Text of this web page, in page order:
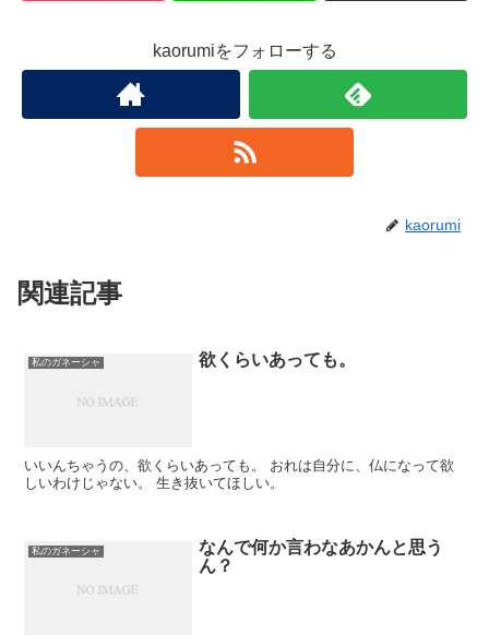
kaorumiをフォローする
kaorumi
関連記事
私のガネーシャ 欲くらいあっても。
いいんちゃうの、欲くらいあっても。 おれは自分に、仏になって欲
しいわけじゃない。 生き抜いてほしい。
私のガネーシャ
なんで何か言わなあかんと思う
ん？